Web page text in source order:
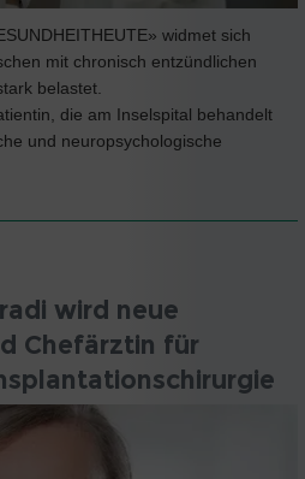
widmet sich
mit chronisch entzündlichen
belastet.
die am Inselspital behandelt
und neuropsychologische
wird neue
Chefärztin für